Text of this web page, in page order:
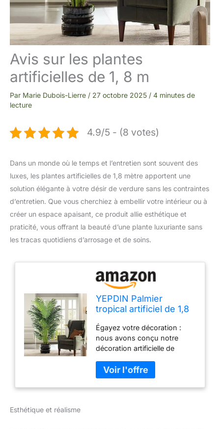
Avis sur les plantes
artificielles de 1, 8 m
Par Marie Dubois-Lierre / 27 octobre 2025 / 4 minutes de
lecture
4.9/5 - (8 votes)
Dans un monde où le temps et l’entretien sont souvent des
luxes, les plantes artificielles de 1,8 mètre apportent une
solution élégante à votre désir de verdure sans les contraintes
d’entretien. Que vous cherchiez à embellir votre intérieur ou à
créer un espace apaisant, ce produit allie esthétique et
praticité, vous offrant la beauté d’une plante luxuriante sans
les tracas quotidiens d’arrosage et de soins.
YEPDIN Palmier
tropical artificiel de 1,8
amovibles – Grande
plante artificielle pour
intérieur et extérieur,
cadeau de pendaison
de crémaillère, K185
Égayez votre décoration :
nous avons conçu notre
décoration artificielle de
touche de verdure
rafraîchissante et
réconfortante à votre
Esthétique et réalisme